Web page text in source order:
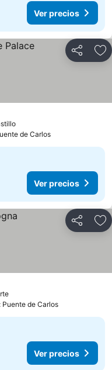
Ver precios
Compartir
de Carlos
Ver precios
Compartir
Puente de Carlos
Ver precios